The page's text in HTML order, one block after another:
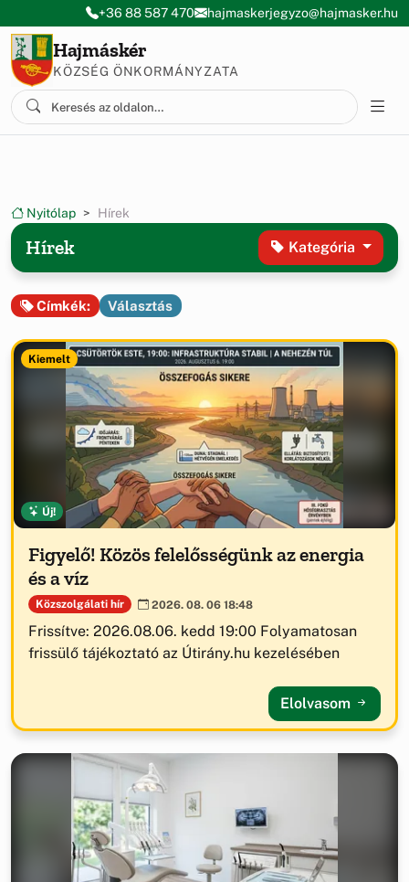
Ugrás a menüre
Ugrás a tartalomra
+36 88 587 470 hajmaskerjegyzo@hajmasker.hu
Hajmáskér
KÖZSÉG ÖNKORMÁNYZATA
Nyitólap Hírek
Hírek Kategória
Címkék: Választás
Kiemelt
Új!
Figyelő! Közös felelősségünk az energia
és a víz
Közszolgálati hír 2026. 08. 06 18:48
Frissítve: 2026.08.06. kedd 19:00 Folyamatosan
frissülő tájékoztató az Útirány.hu kezelésében
Elolvasom